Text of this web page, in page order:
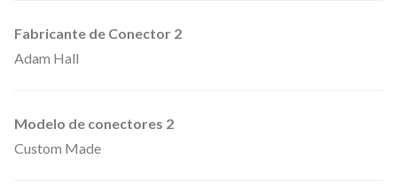
6
m
r
o
Fabricante de Conector 2
Adam Hall
Modelo de conectores 2
Custom Made